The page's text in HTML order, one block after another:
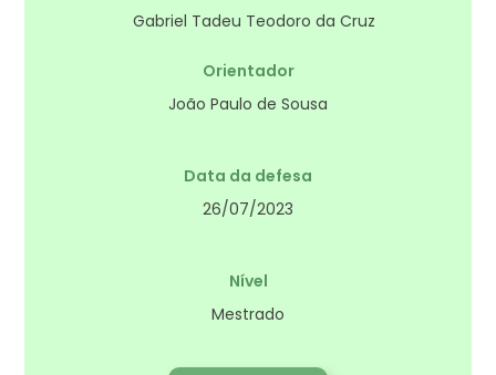
Gabriel Tadeu Teodoro da Cruz
Orientador
João Paulo de Sousa
Data da defesa
26/07/2023
Nível
Mestrado